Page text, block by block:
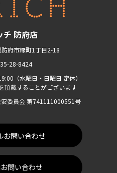
チ 防府店
府市緑町1丁目2-18
28-8424
（水曜日・日曜日 定休）
頂戴することがございます
委員会 第741111000551号
お問い合わせ
問い合わせ